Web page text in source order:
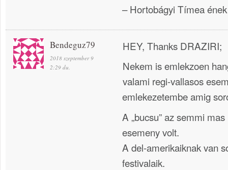
– Hortobágyi Tímea ének
Bendeguz79
2018 szeptember 9
2:29 du.
HEY, Thanks DRAZIRI;
Nekem is emlekzoen
valami regi-vallasos
emlekezetembe amig
A „bucsu” az semmi
esemeny volt.
A del-amerikaiknak van
festivalaik.